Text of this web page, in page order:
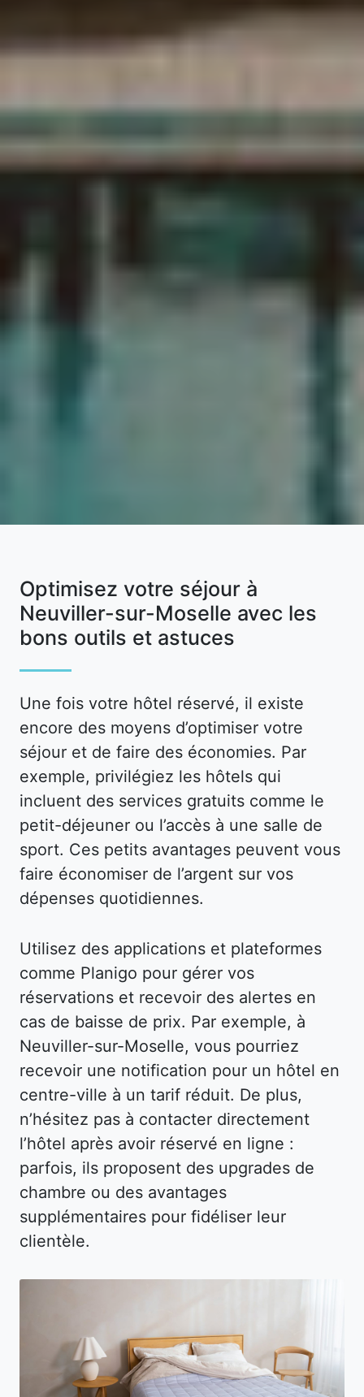
Optimisez votre séjour à
Neuviller-sur-Moselle avec les
bons outils et astuces
Une fois votre hôtel réservé, il existe
encore des moyens d’optimiser votre
séjour et de faire des économies. Par
exemple, privilégiez les hôtels qui
incluent des services gratuits comme le
petit-déjeuner ou l’accès à une salle de
sport. Ces petits avantages peuvent vous
faire économiser de l’argent sur vos
dépenses quotidiennes.
Utilisez des applications et plateformes
comme Planigo pour gérer vos
réservations et recevoir des alertes en
cas de baisse de prix. Par exemple, à
Neuviller-sur-Moselle, vous pourriez
recevoir une notification pour un hôtel en
centre-ville à un tarif réduit. De plus,
n’hésitez pas à contacter directement
l’hôtel après avoir réservé en ligne :
parfois, ils proposent des upgrades de
chambre ou des avantages
supplémentaires pour fidéliser leur
clientèle.